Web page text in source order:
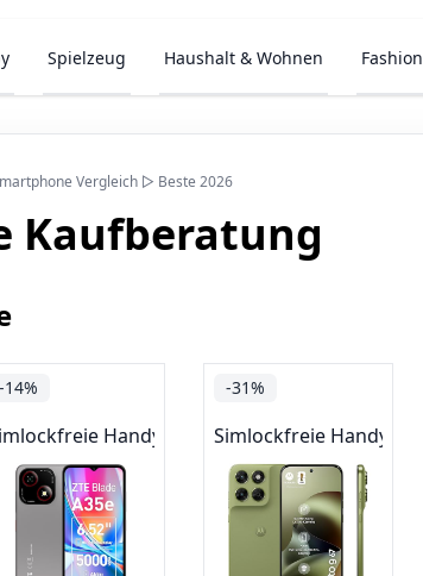
Spielzeug Haushalt & Wohnen Fashion
Vergleich ▷ Beste 2026
Kaufberatung
-14%
Handys
-31%
Simlockfreie Handys